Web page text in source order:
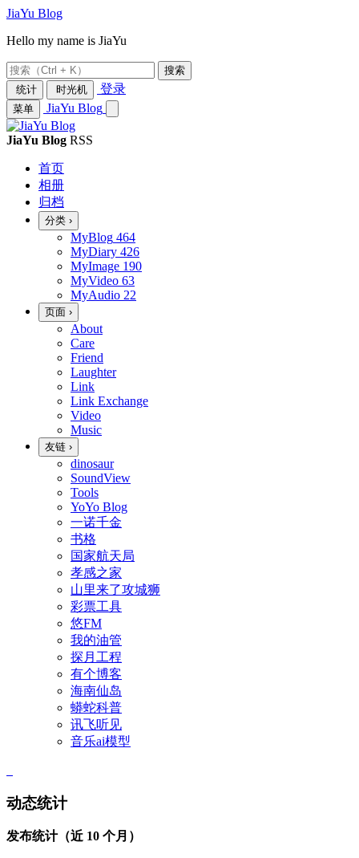
JiaYu Blog
Hello my name is JiaYu
搜索
统计
时光机 登录
菜单 JiaYu Blog
JiaYu Blog RSS
首页
相册
归档
分类 ›
MyBlog 464
MyDiary 426
MyImage 190
MyVideo 63
MyAudio 22
页面 ›
About
Care
Friend
Laughter
Link
Link Exchange
Video
Music
友链 ›
dinosaur
SoundView
Tools
YoYo Blog
一诺千金
书格
国家航天局
孝感之家
山里来了攻城狮
彩票工具
悠FM
我的油管
探月工程
有个博客
海南仙岛
蟒蛇科普
讯飞听见
音乐ai模型
动态统计
发布统计（近 10 个月）